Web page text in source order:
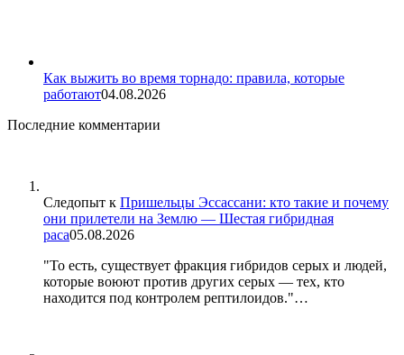
Как выжить во время торнадо: правила, которые
работают04.08.2026
Последние комментарии
Следопыт к Пришельцы Эссассани: кто такие и почему
они прилетели на Землю — Шестая гибридная
раса05.08.2026
"То есть, существует фракция гибридов серых и людей,
которые воюют против других серых — тех, кто
находится под контролем рептилоидов."…